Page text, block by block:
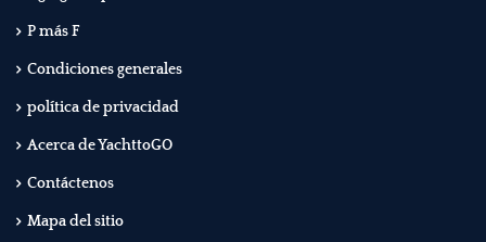
P más F
Condiciones generales
política de privacidad
Acerca de YachttoGO
Contáctenos
Mapa del sitio